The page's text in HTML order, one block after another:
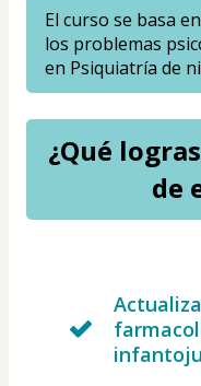
El curso se basa
los problemas
en Psiquiatría de
¿Qué
de